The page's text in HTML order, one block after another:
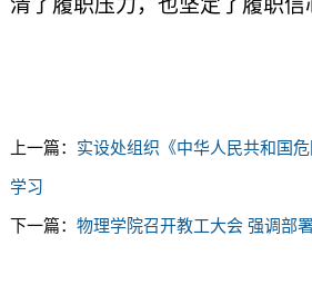
上一篇： 实设处组织《中华人民共和国
学习
下一篇： 物理学院召开教工大会 强调部